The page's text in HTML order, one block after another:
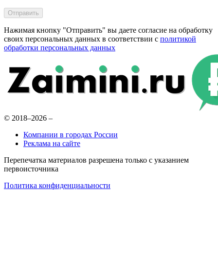
Нажимая кнопку "Отправить" вы даете согласие на обработку
своих персональных данных в соответствии с политикой
обработки персональных данных
© 2018–2026 –
Компании в городах России
Реклама на сайте
Перепечатка материалов разрешена только с указанием
первоисточника
Политика конфиденциальности